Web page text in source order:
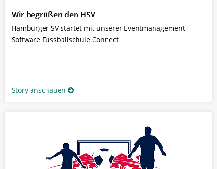
Wir begrüßen den HSV
Hamburger SV startet mit unserer Eventmanagement-
Software Fussballschule Connect
Story anschauen